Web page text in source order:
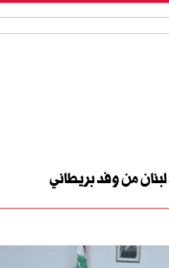
من وفد بريطاني